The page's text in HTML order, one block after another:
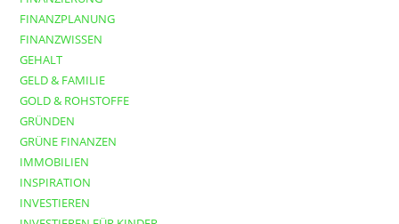
FINANZPLANUNG
FINANZWISSEN
GEHALT
GELD & FAMILIE
GOLD & ROHSTOFFE
GRÜNDEN
GRÜNE FINANZEN
IMMOBILIEN
INSPIRATION
INVESTIEREN